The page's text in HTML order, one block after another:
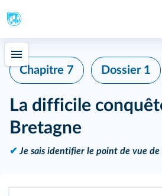
Chapitre 7 Dossier 1
La difficile
Bretagne
✔ Je sais identifier le point de vue de